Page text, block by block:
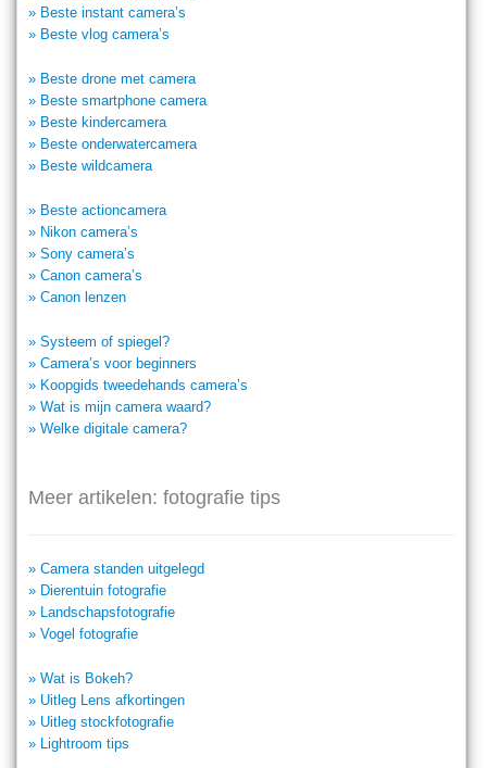
» Beste instant camera’s
» Beste vlog camera’s
» Beste drone met camera
» Beste smartphone camera
» Beste kindercamera
» Beste onderwatercamera
» Beste wildcamera
» Beste actioncamera
» Nikon camera’s
» Sony camera’s
» Canon camera’s
» Canon lenzen
» Systeem of spiegel?
» Camera’s voor beginners
» Koopgids tweedehands camera’s
» Wat is mijn camera waard?
» Welke digitale camera?
Meer artikelen: fotografie tips
» Camera standen uitgelegd
» Dierentuin fotografie
» Landschapsfotografie
» Vogel fotografie
» Wat is Bokeh?
» Uitleg Lens afkortingen
» Uitleg stockfotografie
» Lightroom tips